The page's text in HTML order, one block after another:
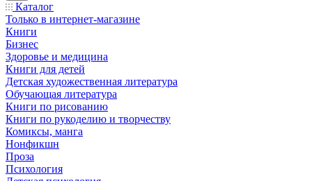
Каталог
Только в интернет-магазине
Книги
Бизнес
Здоровье и медицина
Книги для детей
Детская художественная литература
Обучающая литература
Книги по рисованию
Книги по рукоделию и творчеству
Комиксы, манга
Нонфикшн
Проза
Психология